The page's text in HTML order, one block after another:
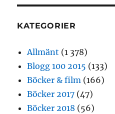
KATEGORIER
Allmänt (1 378)
Blogg 100 2015 (133)
Böcker & film (166)
Böcker 2017 (47)
Böcker 2018 (56)